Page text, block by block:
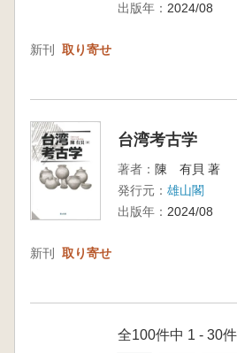
出版年： 2024/08
新刊 取り寄せ
台湾考古学
著者： 陳 有貝 著
発行元： 雄山閣
出版年： 2024/08
新刊 取り寄せ
全100件中 1 - 30